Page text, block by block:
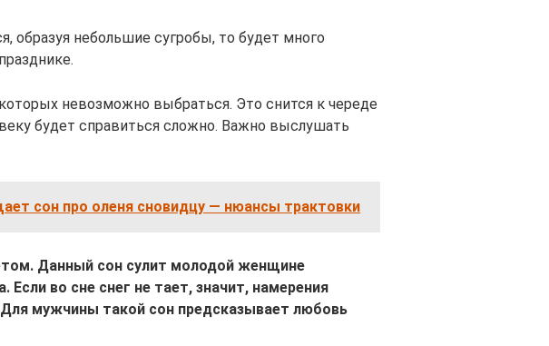
образуя небольшие сугробы, то будет много
невозможно выбраться. Это снится к череде
будет справиться сложно. Важно выслушать
сон про оленя сновидцу — нюансы трактовки
Данный сон сулит молодой женщине
Если во сне снег не тает, значит, намерения
мужчины такой сон предсказывает любовь